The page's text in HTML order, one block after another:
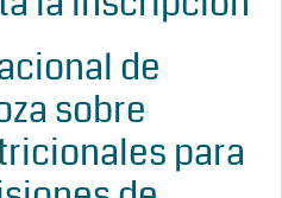
de
sobre
para